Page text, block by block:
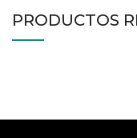
PRODUCTOS